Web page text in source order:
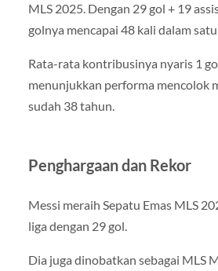
MLS 2025. Dengan 29 gol + 19
golnya mencapai 48 kali dalam
Rata-rata kontribusinya nyaris 1
menunjukkan performa mencolok
sudah 38 tahun.
Penghargaan dan Rekor
Messi meraih Sepatu Emas MLS
liga dengan 29 gol.
Dia juga dinobatkan sebagai MLS